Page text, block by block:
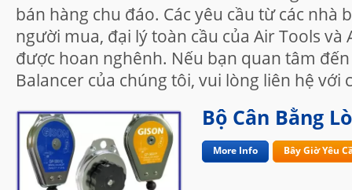
bán hàng chu đáo. Các yêu cầu từ các nhà
người mua, đại lý toàn cầu của Air Tools và
được hoan nghênh. Nếu bạn quan tâm
Balancer của chúng tôi, vui lòng liên hệ với
Bộ Cân Bằng
More Info Bây Giờ Yêu